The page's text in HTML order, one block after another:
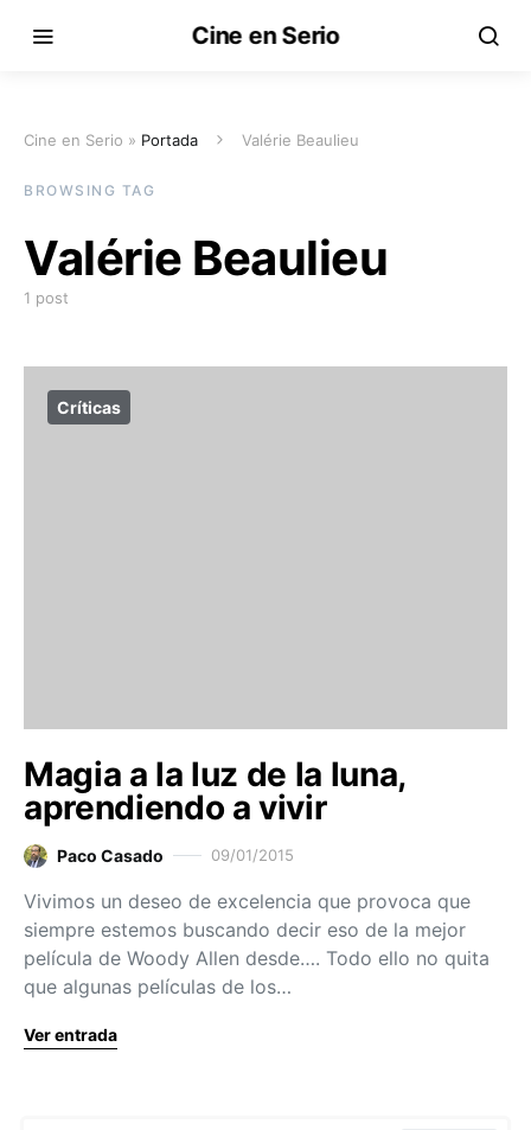
Cine en Serio
Cine en Serio » Portada Valérie Beaulieu
BROWSING TAG
Valérie Beaulieu
1 post
Críticas
Magia a la luz de la luna,
aprendiendo a vivir
Paco Casado 09/01/2015
Vivimos un deseo de excelencia que provoca que
siempre estemos buscando decir eso de la mejor
película de Woody Allen desde…. Todo ello no quita
que algunas películas de los…
Ver entrada